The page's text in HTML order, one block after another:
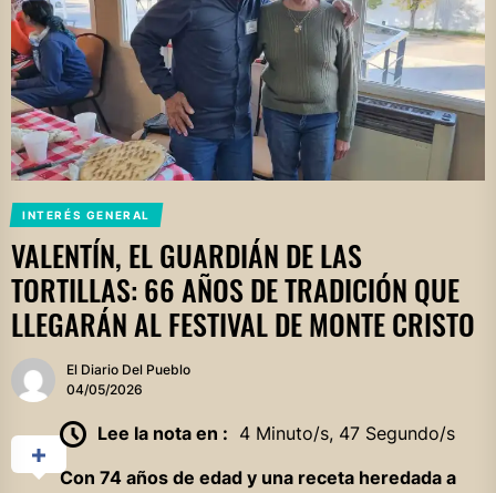
INTERÉS GENERAL
VALENTÍN, EL GUARDIÁN DE LAS
TORTILLAS: 66 AÑOS DE TRADICIÓN QUE
LLEGARÁN AL FESTIVAL DE MONTE CRISTO
El Diario Del Pueblo
04/05/2026
Lee la nota en : 4 Minuto/s, 47 Segundo/s
Con 74 años de edad y una receta heredada a